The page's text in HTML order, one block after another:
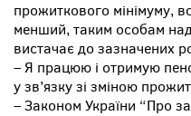
прожиткового мінімуму,
менший, таким особам
вистачає до зазначених
– Я працюю і отримую
у зв’язку зі зміною
– Законом України “Про